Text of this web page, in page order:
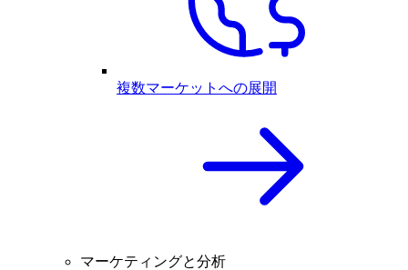
複数マーケットへの展開
マーケティングと分析